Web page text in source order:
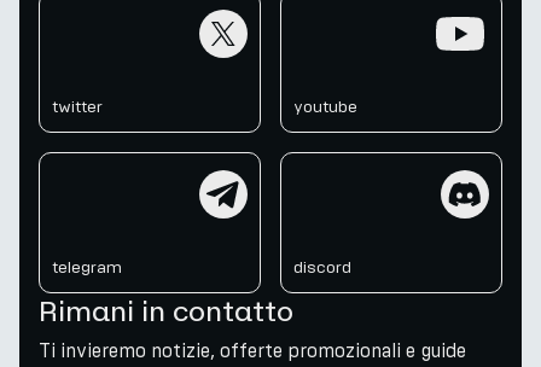
twitter youtube
telegram discord
Rimani in contatto
Ti invieremo notizie, offerte promozionali e guide